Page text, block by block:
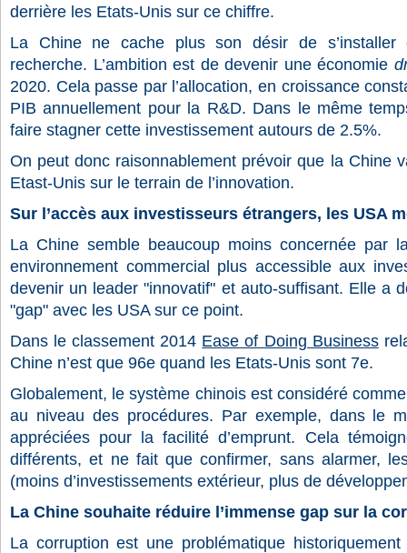
derrière les Etats-Unis sur ce chiffre.
La Chine ne cache plus son désir de
recherche. L’ambition est de devenir une économie
2020. Cela passe par l’allocation, en croissance
PIB annuellement pour la R&D. Dans le même
faire stagner cette investissement autours de 2.5%.
On peut donc raisonnablement prévoir que la Chine
Etast-Unis sur le terrain de l’innovation.
Sur l’accès aux investisseurs étrangers, les USA
La Chine semble beaucoup moins concernée par
environnement commercial plus accessible aux
devenir un leader "innovatif" et auto-suffisant. Elle a
"gap" avec les USA sur ce point.
Dans le classement 2014 Ease of Doing Business
Chine n’est que 96e quand les Etats-Unis sont 7e.
Globalement, le système chinois est considéré
au niveau des procédures. Par exemple, dans le
appréciées pour la facilité d’emprunt. Cela
différents, et ne fait que confirmer, sans alarmer,
(moins d’investissements extérieur, plus de
La Chine souhaite réduire l’immense gap sur la
La corruption est une problématique